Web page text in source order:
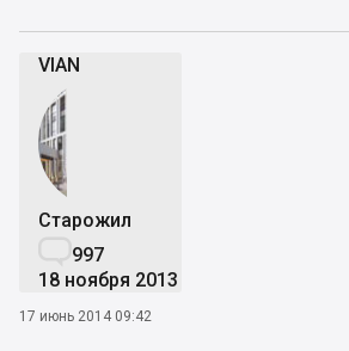
VIAN
Старожил
997
18 ноября 2013
17 июнь 2014 09:42